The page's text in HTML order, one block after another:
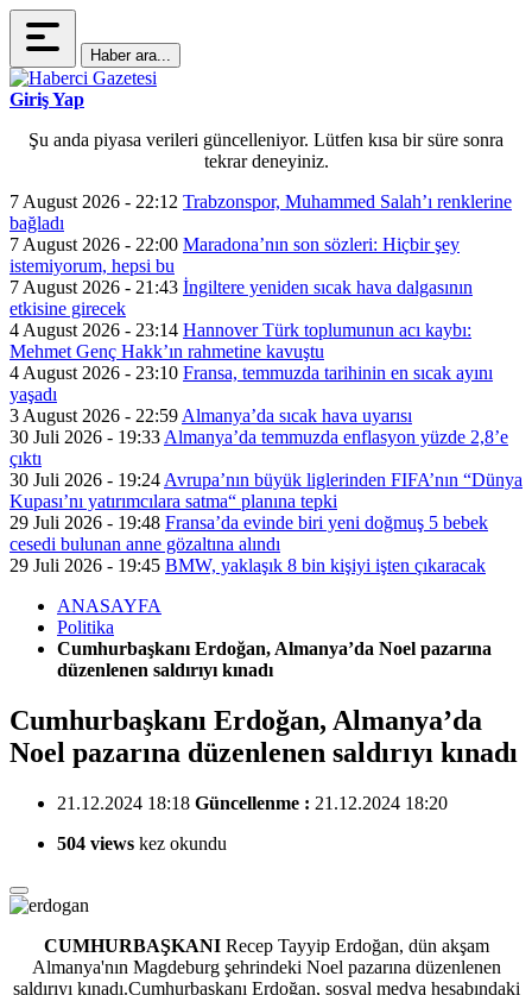
Haber ara...
Giriş Yap
Şu anda piyasa verileri güncelleniyor. Lütfen kısa bir süre sonra
tekrar deneyiniz.
7 August 2026 - 22:12 Trabzonspor, Muhammed Salah’ı renklerine
bağladı
7 August 2026 - 22:00 Maradona’nın son sözleri: Hiçbir şey
istemiyorum, hepsi bu
7 August 2026 - 21:43 İngiltere yeniden sıcak hava dalgasının
etkisine girecek
4 August 2026 - 23:14 Hannover Türk toplumunun acı kaybı:
Mehmet Genç Hakk’ın rahmetine kavuştu
4 August 2026 - 23:10 Fransa, temmuzda tarihinin en sıcak ayını
yaşadı
3 August 2026 - 22:59 Almanya’da sıcak hava uyarısı
30 Juli 2026 - 19:33 Almanya’da temmuzda enflasyon yüzde 2,8’e
çıktı
30 Juli 2026 - 19:24 Avrupa’nın büyük liglerinden FIFA’nın “Dünya
Kupası’nı yatırımcılara satma“ planına tepki
29 Juli 2026 - 19:48 Fransa’da evinde biri yeni doğmuş 5 bebek
cesedi bulunan anne gözaltına alındı
29 Juli 2026 - 19:45 BMW, yaklaşık 8 bin kişiyi işten çıkaracak
ANASAYFA
Politika
Cumhurbaşkanı Erdoğan, Almanya’da Noel pazarına
düzenlenen saldırıyı kınadı
Cumhurbaşkanı Erdoğan, Almanya’da
Noel pazarına düzenlenen saldırıyı kınadı
21.12.2024 18:18 Güncellenme : 21.12.2024 18:20
504 views kez okundu
CUMHURBAŞKANIRecep Tayyip Erdoğan, dün akşam
Almanya'nın Magdeburg şehrindeki Noel pazarına düzenlenen
saldırıyı kınadı.Cumhurbaşkanı Erdoğan, sosyal medya hesabındaki